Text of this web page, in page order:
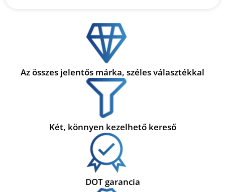
Az összes jelentős márka, széles választékkal
Két, könnyen kezelhető kereső
DOT garancia